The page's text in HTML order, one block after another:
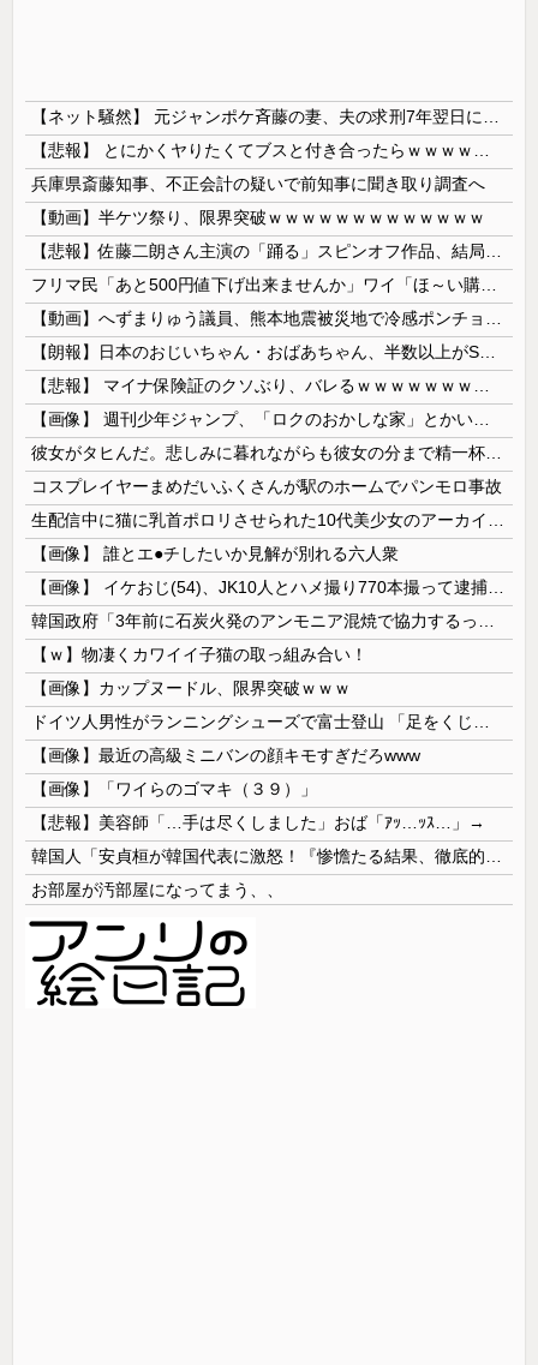
兵庫県斎藤知事、不正会計の疑いで前知事に聞き取り調査へ
【動画】半ケツ祭り、限界突破ｗｗｗｗｗｗｗｗｗｗｗｗｗ
コスプレイヤーまめだいふくさんが駅のホームでパンモロ事故
【画像】 誰とエ●チしたいか見解が別れる六人衆
【ｗ】物凄くカワイイ子猫の取っ組み合い！
【画像】カップヌードル、限界突破ｗｗｗ
【画像】最近の高級ミニバンの顔キモすぎだろwww
【画像】「ワイらのゴマキ（３９）」
【悲報】美容師「…手は尽くしました」おば「ｱｯ…ｯｽ…」→
お部屋が汚部屋になってまう、、